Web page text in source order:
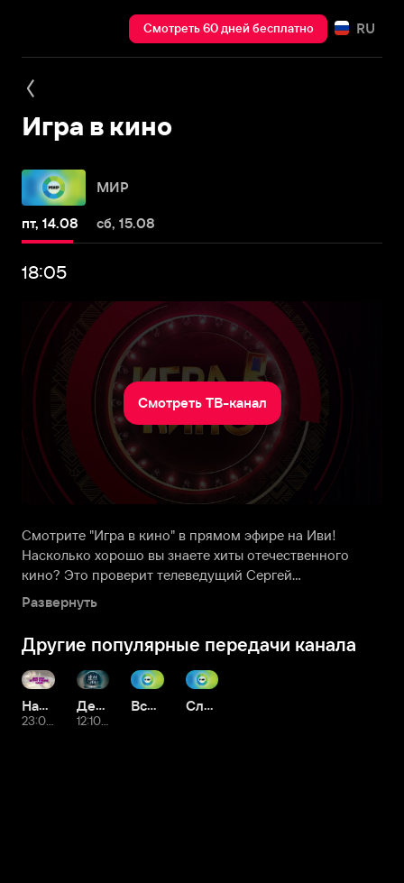
Смотреть 60 дней бесплатно RU
Игра в кино
МИР
пт, 14.08 сб, 15.08
18:05
Смотреть ТВ-канал
Смотрите "Игра в кино" в прямом эфире на Иви!
Насколько хорошо вы знаете хиты отечественного
кино? Это проверит телеведущий Сергей
Белоголовцев, приглашающий на игру киноманов из
разных городов России. В борьбе за денежный приз
участники отвечают на интересные вопросы о
культовых фильмах, угадывают их по цитате, короткому
фрагменту или всего одному кадру. Для победы
необходима не только зрительская «насмотренность»,
но и смекалка, хорошая память и быстрая реакция.
Развернуть
Другие популярные передачи канала
Наше кино. История большой любви Дела судебные
12:10 Завтра
Всемирные игры разума Слабое звено